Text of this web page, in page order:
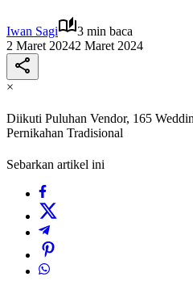
Iwan Sagi
3 min baca
2 Maret 20242 Maret 2024
×
Diikuti Puluhan Vendor, 165
Pernikahan Tradisional
Sebarkan artikel ini